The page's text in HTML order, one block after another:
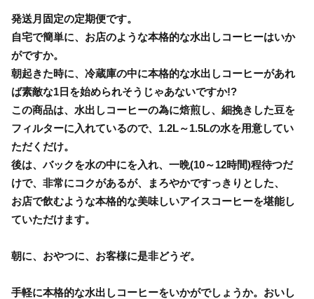
発送月固定の定期便です。
自宅で簡単に、お店のような本格的な水出しコーヒーはいか
がですか。
朝起きた時に、冷蔵庫の中に本格的な水出しコーヒーがあれ
ば素敵な1日を始められそうじゃあないですか!?
この商品は、水出しコーヒーの為に焙煎し、細挽きした豆を
フィルターに入れているので、1.2L～1.5Lの水を用意してい
ただくだけ。
後は、バックを水の中にを入れ、一晩(10～12時間)程待つだ
けで、非常にコクがあるが、まろやかですっきりとした、
お店で飲むような本格的な美味しいアイスコーヒーを堪能し
ていただけます。
朝に、おやつに、お客様に是非どうぞ。
手軽に本格的な水出しコーヒーをいかがでしょうか。おいし